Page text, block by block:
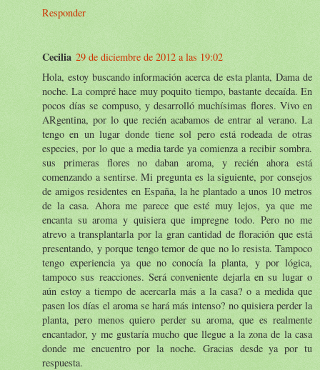
Responder
Cecilia 29 de diciembre de 2012 a las 19:02
Hola, estoy buscando información acerca de esta planta, Dama de
noche. La compré hace muy poquito tiempo, bastante decaída. En
pocos días se compuso, y desarrolló muchísimas flores. Vivo en
ARgentina, por lo que recién acabamos de entrar al verano. La
tengo en un lugar donde tiene sol pero está rodeada de otras
especies, por lo que a media tarde ya comienza a recibir sombra.
sus primeras flores no daban aroma, y recién ahora está
comenzando a sentirse. Mi pregunta es la siguiente, por consejos
de amigos residentes en España, la he plantado a unos 10 metros
de la casa. Ahora me parece que esté muy lejos, ya que me
encanta su aroma y quisiera que impregne todo. Pero no me
atrevo a transplantarla por la gran cantidad de floración que está
presentando, y porque tengo temor de que no lo resista. Tampoco
tengo experiencia ya que no conocía la planta, y por lógica,
tampoco sus reacciones. Será conveniente dejarla en su lugar o
aún estoy a tiempo de acercarla más a la casa? o a medida que
pasen los días el aroma se hará más intenso? no quisiera perder la
planta, pero menos quiero perder su aroma, que es realmente
encantador, y me gustaría mucho que llegue a la zona de la casa
donde me encuentro por la noche. Gracias desde ya por tu
respuesta.